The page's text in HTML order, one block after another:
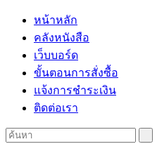
หน้าหลัก
คลังหนังสือ
เว็บบอร์ด
ขั้นตอนการสั่งซื้อ
แจ้งการชำระเงิน
ติดต่อเรา